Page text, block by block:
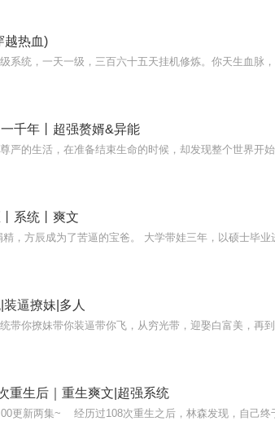
越热血)
千年丨超强赘婿&异能
系统丨爽文
逼撩妹|多人
重生后｜重生爽文|超强系统